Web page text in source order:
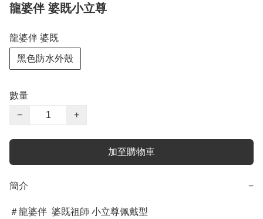
龍婆伴 婆既小立尊
龍婆伴 婆既
黑色防水外殼
數量
−
+
加至購物車
簡介 −
＃龍婆伴  婆既祖師 小立尊佩戴型